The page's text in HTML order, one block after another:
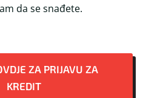
da se snađete.
ZA PRIJAVU ZA
KREDIT